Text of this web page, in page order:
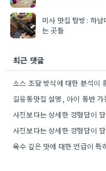
미사 맛집 탐방: 하
는 곳들
최근 댓글